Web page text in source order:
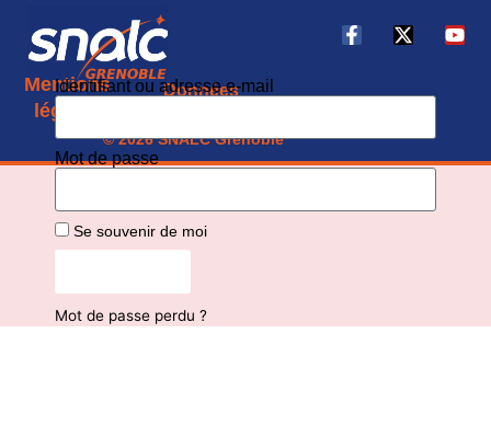
Mentions
légales
Données
© 2026 SNALC Grenoble
Identifiant ou adresse e-mail
Mot de passe
Se souvenir de moi
Mot de passe perdu ?